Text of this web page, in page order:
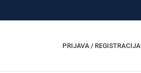
PRIJAVA / REGISTRACIJA